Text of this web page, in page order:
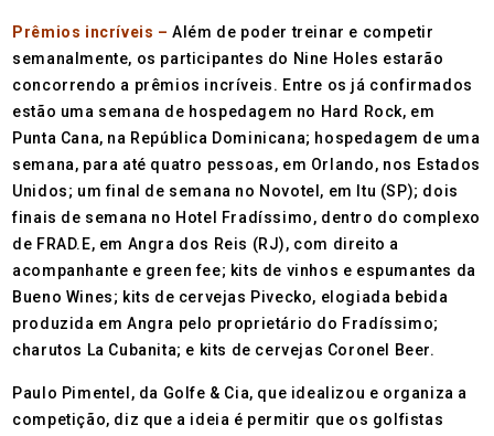
Prêmios incríveis – Além de poder treinar e competir
semanalmente, os participantes do Nine Holes estarão
concorrendo a prêmios incríveis. Entre os já confirmados
estão uma semana de hospedagem no Hard Rock, em
Punta Cana, na República Dominicana; hospedagem de uma
semana, para até quatro pessoas, em Orlando, nos Estados
Unidos; um final de semana no Novotel, em Itu (SP); dois
finais de semana no Hotel Fradíssimo, dentro do complexo
de FRAD.E, em Angra dos Reis (RJ), com direito a
acompanhante e green fee; kits de vinhos e espumantes da
Bueno Wines; kits de cervejas Pivecko, elogiada bebida
produzida em Angra pelo proprietário do Fradíssimo;
charutos La Cubanita; e kits de cervejas Coronel Beer.
Paulo Pimentel, da Golfe & Cia, que idealizou e organiza a
competição, diz que a ideia é permitir que os golfistas